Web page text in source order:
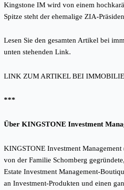
Kingstone IM wird von einem
Spitze steht der ehemalige ZIA-
Lesen Sie den gesamten Artikel bei
unten stehenden Link.
LINK ZUM ARTIKEL BEI
***
Über KINGSTONE Investment
KINGSTONE Investment
von der Familie Schomberg
Estate Investment Management-
an Investment-Produkten und einen